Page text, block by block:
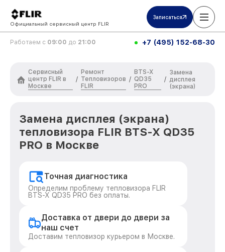
Официальный сервисный центр FLIR
Записаться
Работаем с 09:00 до 21:00 +7 (495) 152-68-30
Сервисный
центр FLIR в
Москве
/
Ремонт
Тепловизоров
FLIR
/
BTS-X
QD35
PRO
/
Замена
дисплея
(экрана)
Замена дисплея (экрана)
тепловизора FLIR BTS-X QD35
PRO в Москве
Точная диагностика
Определим проблему тепловизора FLIR
BTS-X QD35 PRO без оплаты.
Доставка от двери до двери за
наш счет
Доставим тепловизор курьером в Москве.